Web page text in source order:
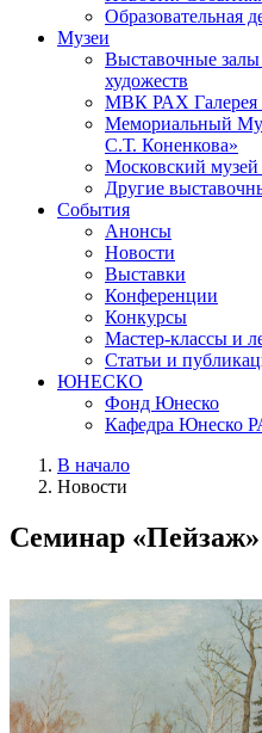
Образовательная
Музеи
Выставочные
художеств
МВК РАХ Галерея
Мемориальный
С.Т. Коненкова»
Московский музей
Другие
События
Анонсы
Новости
Выставки
Конференции
Конкурсы
Мастер-классы и
Статьи и
ЮНЕСКО
Фонд Юнеско
Кафедра Юнеско
В начало
Новости
Семинар